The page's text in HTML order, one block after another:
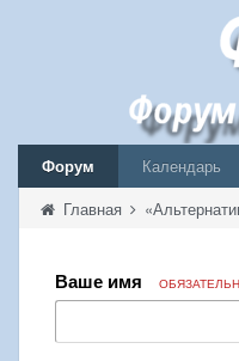
Форум Календарь
Главная
Ваше имя